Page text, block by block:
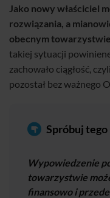
Jako nowy właściciel
rozwiązania, a
obecnym
takiej sytuacji
zachowało ciągłość,
pozostał bez ważnego
Spróbuj tego
Wypowiedzenie
towarzystwie
finansowo i